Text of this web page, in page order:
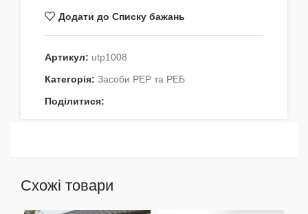
Додати до Списку бажань
Артикул: utp1008
Категорія: Засоби РЕР та РЕБ
Поділитися:
Схожі товари